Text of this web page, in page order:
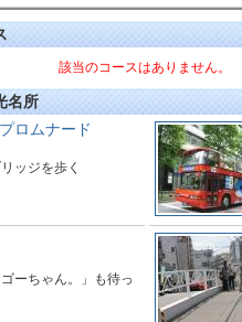
該当のコースはありません。
名所
ロムナード
ッジを歩く
ーちゃん。」も待っ